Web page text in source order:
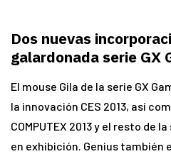
Dos nuevas
galardonada serie GX
El mouse Gila de la serie GX
la innovación CES 2013, así
COMPUTEX 2013 y el resto de
en exhibición. Genius también